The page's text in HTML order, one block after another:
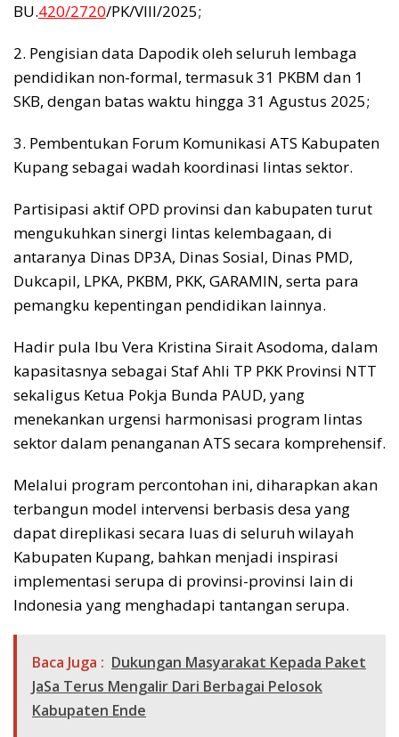
BU.420/2720/PK/VIII/2025;
2. Pengisian data Dapodik oleh seluruh lembaga
pendidikan non-formal, termasuk 31 PKBM dan 1
SKB, dengan batas waktu hingga 31 Agustus 2025;
3. Pembentukan Forum Komunikasi ATS Kabupaten
Kupang sebagai wadah koordinasi lintas sektor.
Partisipasi aktif OPD provinsi dan kabupaten turut
mengukuhkan sinergi lintas kelembagaan, di
antaranya Dinas DP3A, Dinas Sosial, Dinas PMD,
Dukcapil, LPKA, PKBM, PKK, GARAMIN, serta para
pemangku kepentingan pendidikan lainnya.
Hadir pula Ibu Vera Kristina Sirait Asodoma, dalam
kapasitasnya sebagai Staf Ahli TP PKK Provinsi NTT
sekaligus Ketua Pokja Bunda PAUD, yang
menekankan urgensi harmonisasi program lintas
sektor dalam penanganan ATS secara komprehensif.
Melalui program percontohan ini, diharapkan akan
terbangun model intervensi berbasis desa yang
dapat direplikasi secara luas di seluruh wilayah
Kabupaten Kupang, bahkan menjadi inspirasi
implementasi serupa di provinsi-provinsi lain di
Indonesia yang menghadapi tantangan serupa.
Baca Juga : Dukungan Masyarakat Kepada Paket
JaSa Terus Mengalir Dari Berbagai Pelosok
Kabupaten Ende